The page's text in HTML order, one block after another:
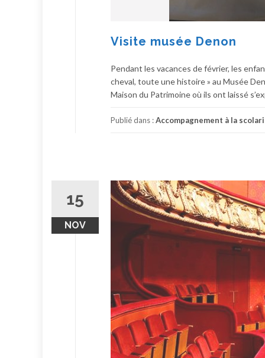
Visite musée Denon
Pendant les vacances de février, les
cheval, toute une histoire » au Musée
Maison du Patrimoine où ils ont laissé
Publié dans :Accompagnement à la
15
NOV